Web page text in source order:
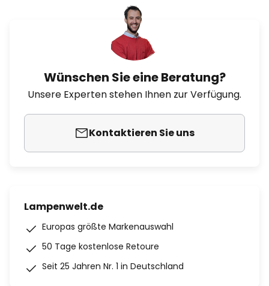
Wünschen Sie eine Beratung?
Unsere Experten stehen Ihnen zur Verfügung.
Kontaktieren Sie uns
Lampenwelt.de
Europas größte Markenauswahl
50 Tage kostenlose Retoure
Seit 25 Jahren Nr. 1 in Deutschland